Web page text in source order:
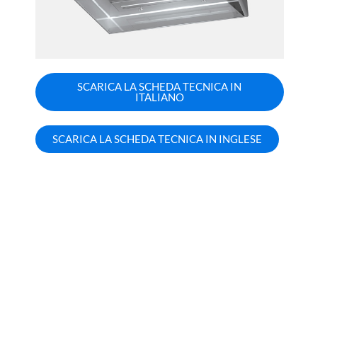
SCARICA LA SCHEDA TECNICA IN
ITALIANO
SCARICA LA SCHEDA TECNICA IN INGLESE